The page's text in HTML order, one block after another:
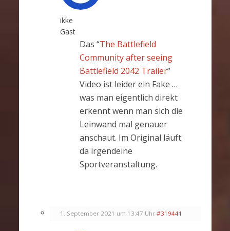
ikke
Gast
Das “The Battlefield
Community after seeing
Battlefield 2042 Trailer”
Video ist leider ein Fake …
was man eigentlich direkt
erkennt wenn man sich die
Leinwand mal genauer
anschaut. Im Original läuft
da irgendeine
Sportveranstaltung.
1. September 2021 um 13:47 Uhr #319441